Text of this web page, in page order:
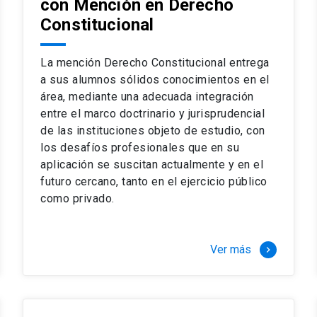
del programa hasta 8 semestres. Los alumnos que
principalmente a extranjeros, que permite concentrar
expectativas profesionales, eligiendo entre una variedad de
de graduación de diciembre a marzo.
complejo y sofisticado ejercicio profesional. La
de nuestros alumnos, tanto nacionales como
especialmente orientado a las necesidades de la
lectivos, seminarios de casos y actualización de
en los problemas legales más complejos.
perfeccionamiento en los conocimientos del área, tanto
compleja de los problemas que enfrenta nuestra
académico como en lo profesional, haciéndote
con Mención en Derecho
Constitucional
La mención Derecho Constitucional entrega
a sus alumnos sólidos conocimientos en el
área, mediante una adecuada integración
entre el marco doctrinario y jurisprudencial
de las instituciones objeto de estudio, con
los desafíos profesionales que en su
aplicación se suscitan actualmente y en el
futuro cercano, tanto en el ejercicio público
como privado.
Ver más keyboard_arrow_right